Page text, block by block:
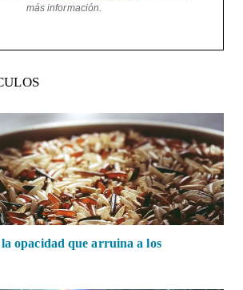
más información.
opacidad que arruina a los